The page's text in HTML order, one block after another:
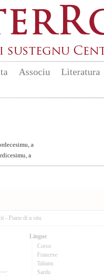
Associu Literatura
a
a
- Pianu di u situ
Lingue
Corsu
Francese
Talianu
Sardu